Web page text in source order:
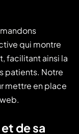
qui montre
facilitant ainsi la
patients. Notre
mettre en place
de sa